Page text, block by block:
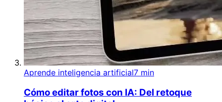
Aprende inteligencia artificial7 min
Cómo editar fotos con IA: Del retoque